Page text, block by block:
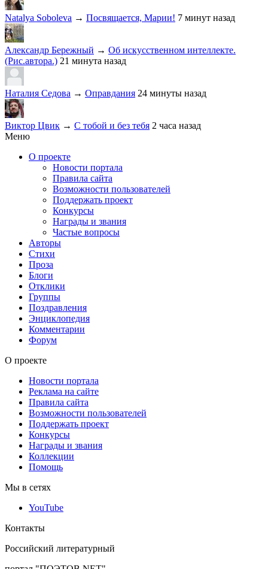
Natalya Soboleva → Посвящается, Марии! 7 минут назад
Александр Бережный → Об искусственном интеллекте.
(Рис.автора.) 21 минута назад
Наталия Седова → Оправдания 24 минуты назад
Виктор Цвик → С тобой и без тебя 2 часа назад
Меню
О проекте
Новости портала
Правила сайта
Возможности пользователей
Поддержать проект
Конкурсы
Награды и звания
Частые вопросы
Авторы
Стихи
Проза
Блоги
Отклики
Группы
Поздравления
Энциклопедия
Комментарии
Форум
О проекте
Новости портала
Реклама на сайте
Правила сайта
Возможности пользователей
Поддержать проект
Конкурсы
Награды и звания
Коллекции
Помощь
Мы в сетях
YouTube
Контакты
Российский литературный